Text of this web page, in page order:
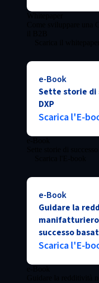
e-Book
Sette storie di
DXP
Scarica l'E-
e-Book
Guidare la
successo
Scarica l'E-